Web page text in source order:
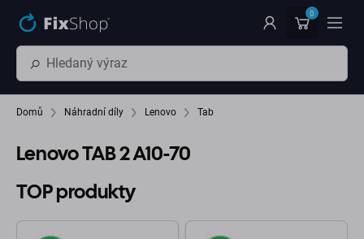
0
Domů Náhradní díly Lenovo Tab
Lenovo TAB 2 A10-70
TOP produkty